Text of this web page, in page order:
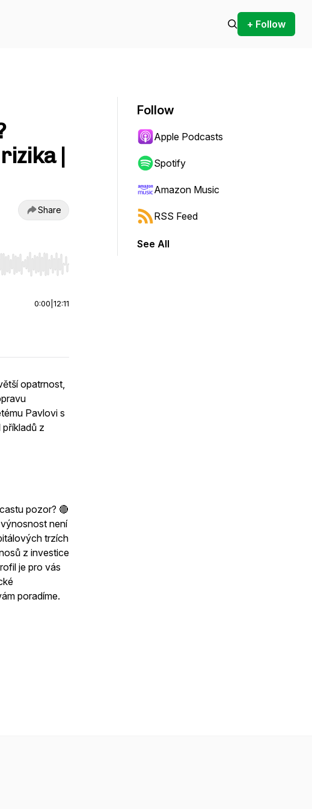
+ Follow
|
Share
start or end. Hold shift to jump forward or backward.
0:00 12:11
opatrnost,
Pavlovi s
z
pozor? 🔴
není
trzích
z investice
je pro vás
poradíme.
Follow
Apple Podcasts
Spotify
Amazon Music
RSS Feed
See All